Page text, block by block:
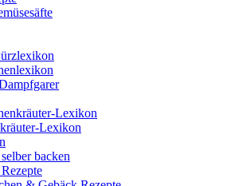
Lexikon
Lexikon
backen